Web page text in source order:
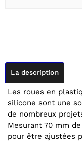
La description
Les roues en
silicone sont une
de nombreux
Mesurant 70 mm
pour être ajustées